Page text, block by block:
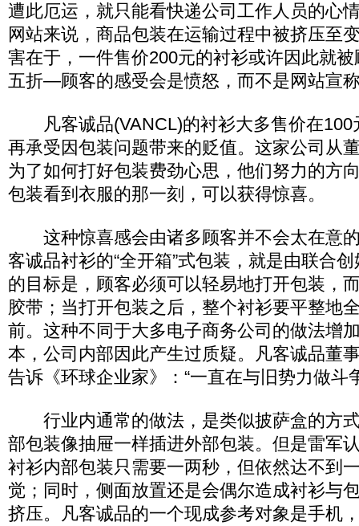
遭此厄运，就只能看快递公司工作人员的心
网站来说，商品包装在运输过程中被挤压至
害在于，一件售价200元的衬衫或许因此就
五折—顾客的感受会是愤怒，而不是网站宣
凡客诚品(VANCL)的衬衫大多售价在100
再承受因包装问题带来的贬值。这家公司从
为了如何打好包装费劲心思，他们努力的方
包装看到衣服的那一刻，可以获得惊喜。
这种惊喜感会由诸多顾客并不会太在意
客诚品衬衫的“全开箱”式包装，就是由联合
的目标是，顾客必须可以轻易地打开包装，
胶带；当打开包装之后，整个衬衫要平整地
前。这种不同于大多电子商务公司的做法增
本，公司内部因此产生过质疑。凡客诚品董
告诉《环球企业家》：“一直在与旧势力做斗
行业内通常的做法，是类似披萨盒的方
部包装像抽屉一样插进外部包装。但是雷军
衬衫内部包装只需要一两秒，但依然达不到
觉；同时，侧面放置还是会偶尔造成衬衫与
挤压。凡客诚品的一个现成参考对象是手机